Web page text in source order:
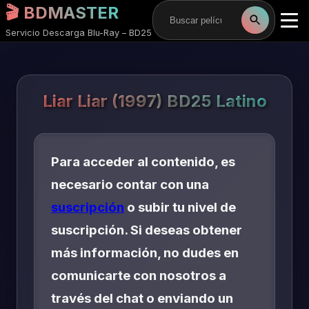
🎬 BDMASTER
Servicio Descarga Blu-Ray – BD25
Liar Liar (1997) BD25 Latino
Para acceder al contenido, es
necesario contar con una
suscripción o subir tu nivel de
suscripción. Si deseas obtener
más información, no dudes en
comunicarte con nosotros a
través del chat o enviando un